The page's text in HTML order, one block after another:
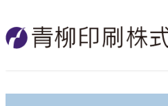
ン
テ
ビ
ゲ